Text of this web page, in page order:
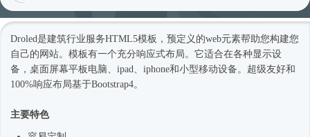
Droled是建筑行业服务HTML5模板 ，预定义的web元素帮助您构建您
自己的网站。模板有一个充分响应式布局。它适合在各种显示设
备，桌面屏幕平板电脑、ipad、iphone和小型移动设备。超级友好和
100%响应布局基于Bootstrap4。
主要特色